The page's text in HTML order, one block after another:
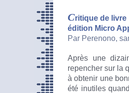
Critique de
édition Micro
Par Perenono,
Après une
repencher sur la
à obtenir une
été inutiles